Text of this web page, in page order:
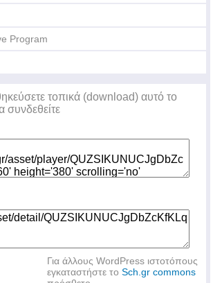
Program
τοπικά (download) αυτό το
συνδεθείτε
Για άλλους WordPress ιστοτόπους
εγκαταστήστε το Sch.gr commons